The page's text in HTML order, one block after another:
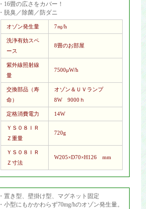
・16畳の広さをカバー！
・脱臭／除菌／防ダニ
オゾン発生量 7㎎/h
洗浄有効スペ
ース
8畳のお部屋
紫外線照射線
量
7500μW/h
交換部品（寿
命）
オゾン＆ＵＶランプ
8W 9000ｈ
定格消費電力 14W
ＹＳ０８ＩＲ
Ｚ重量
720g
ＹＳ０８ＩＲ
Ｚ寸法
W205×D70×H126 mm
・置き型、壁掛け型、マグネット固定
・小型にもかかわらず70mg/hのオゾン発生量。